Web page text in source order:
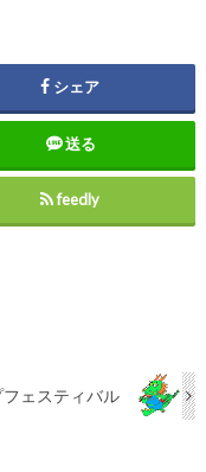
シェア
送る
feedly
ェスティバル